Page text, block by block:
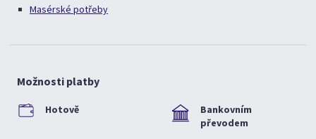
Masérské potřeby
Možnosti platby
Hotově
Bankovním
převodem